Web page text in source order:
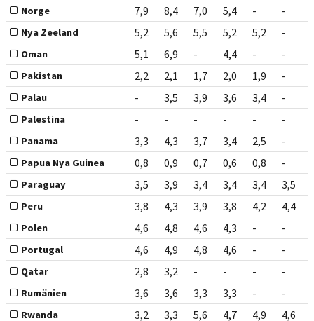
Norge 7,9 8,4 7,0 5,4 - -
Nya Zeeland 5,2 5,6 5,5 5,2 5,2 -
Oman 5,1 6,9 - 4,4 - -
Pakistan 2,2 2,1 1,7 2,0 1,9 -
Palau - 3,5 3,9 3,6 3,4 -
Palestina - - - - - -
Panama 3,3 4,3 3,7 3,4 2,5 -
Papua Nya Guinea 0,8 0,9 0,7 0,6 0,8 -
Paraguay 3,5 3,9 3,4 3,4 3,4 3,5
Peru 3,8 4,3 3,9 3,8 4,2 4,4
Polen 4,6 4,8 4,6 4,3 - -
Portugal 4,6 4,9 4,8 4,6 - -
Qatar 2,8 3,2 - - - -
Rumänien 3,6 3,6 3,3 3,3 - -
Rwanda 3,2 3,3 5,6 4,7 4,9 4,6